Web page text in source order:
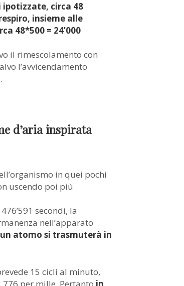
circa 48
insieme alle
48*500 = 24’000
il rimescolamento con
l’avvicendamento
d’aria inspirata
in quei pochi
uscendo poi più
secondi, la
nell’apparato
atomo si trasmuterà in
15 cicli al minuto,
per mille. Pertanto in